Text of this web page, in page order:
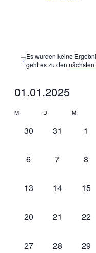
Es wurden keine
geht es zu den
01.01.2025
wählen.
Kalender
von
M D M
0
30
0
31
0
1
0
6
0
7
0
8
0
13
0
14
0
15
0
20
0
21
0
22
0
27
0
28
0
29